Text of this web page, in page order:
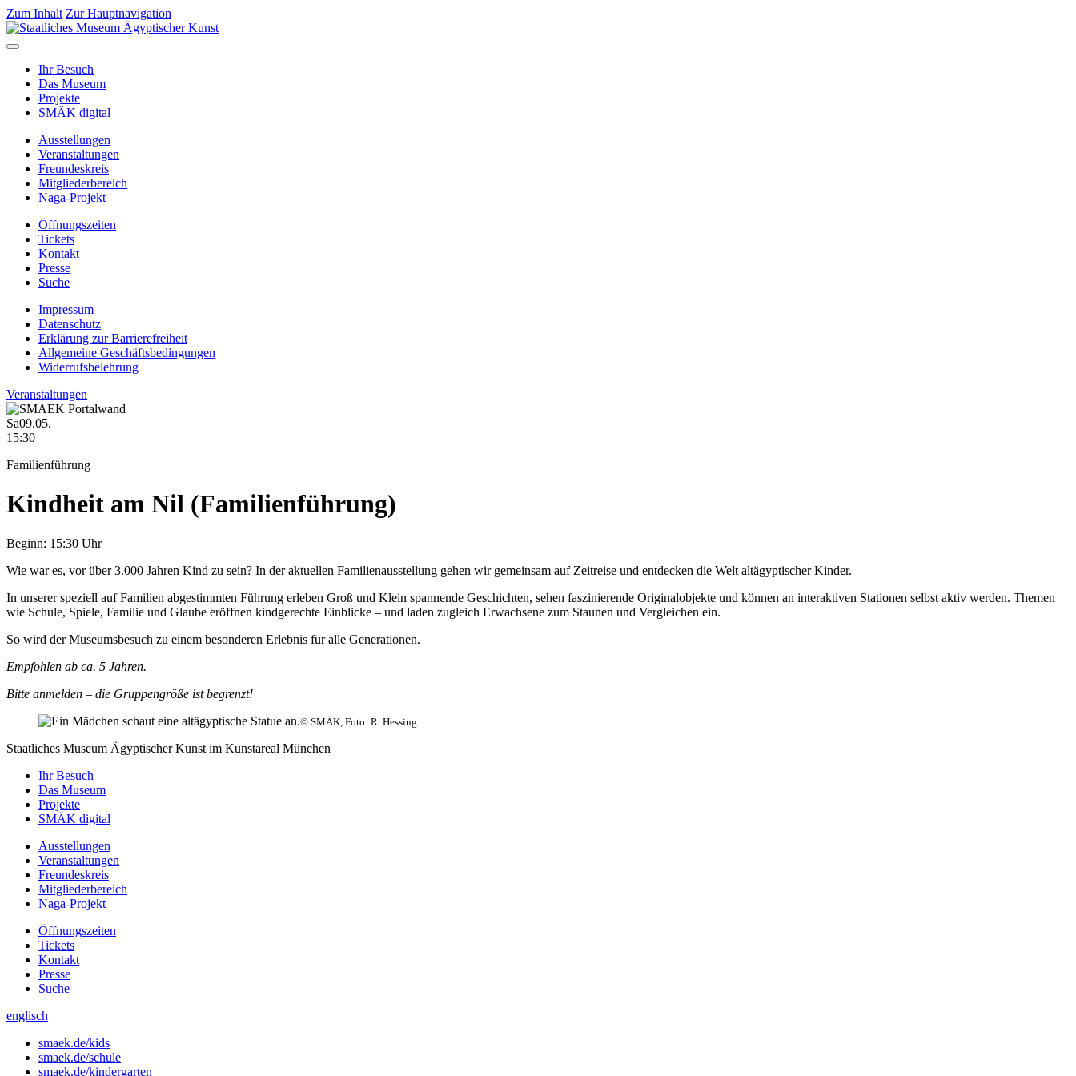
Zum Inhalt Zur Hauptnavigation
Ihr Besuch
Das Museum
Projekte
SMÄK digital
Ausstellungen
Veranstaltungen
Freundeskreis
Mitgliederbereich
Naga-Projekt
Öffnungszeiten
Tickets
Kontakt
Presse
Suche
Impressum
Datenschutz
Erklärung zur Barrierefreiheit
Allgemeine Geschäftsbedingungen
Widerrufsbelehrung
Veranstaltungen
Sa09.05.
15:30
Familienführung
Kindheit am Nil (Familienführung)
Beginn: 15:30 Uhr
Wie war es, vor über 3.000 Jahren Kind zu sein? In der aktuellen Familienausstellung gehen wir gemeinsam auf Zeitreise und entdecken die Welt altägyptischer Kinder.
In unserer speziell auf Familien abgestimmten Führung erleben Groß und Klein spannende Geschichten, sehen faszinierende Originalobjekte und können an interaktiven Stationen selbst aktiv werden. Themen
wie Schule, Spiele, Familie und Glaube eröffnen kindgerechte Einblicke – und laden zugleich Erwachsene zum Staunen und Vergleichen ein.
So wird der Museumsbesuch zu einem besonderen Erlebnis für alle Generationen.
Empfohlen ab ca. 5 Jahren.
Bitte anmelden – die Gruppengröße ist begrenzt!
© SMÄK, Foto: R. Hessing
Staatliches Museum Ägyptischer Kunst im Kunstareal München
Ihr Besuch
Das Museum
Projekte
SMÄK digital
Ausstellungen
Veranstaltungen
Freundeskreis
Mitgliederbereich
Naga-Projekt
Öffnungszeiten
Tickets
Kontakt
Presse
Suche
englisch
smaek.de/kids
smaek.de/schule
smaek.de/kindergarten